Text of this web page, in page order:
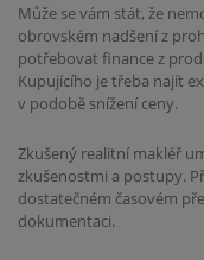
Může se vám stát, že
obrovském nadšení z
potřebovat finance z
Kupujícího je třeba najít
v podobě snížení ceny.
Zkušený realitní makléř
zkušenostmi a postupy.
dostatečném časovém
dokumentaci.